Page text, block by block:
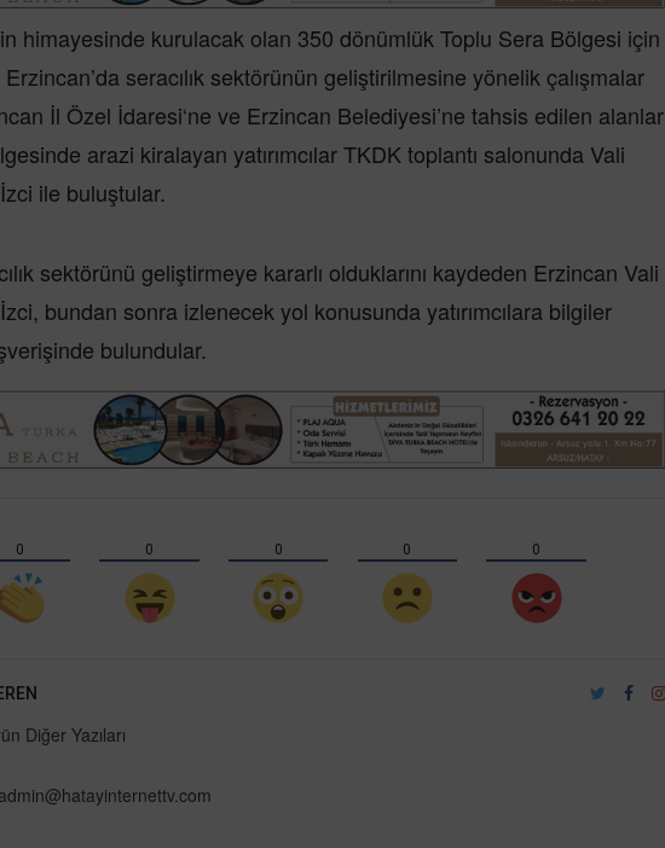
himayesinde kurulacak olan 350 dönümlük Toplu Sera Bölgesi için
Erzincan’da seracılık sektörünün geliştirilmesine yönelik çalışmalar
İl Özel İdaresi‘ne ve Erzincan Belediyesi’ne tahsis edilen alanlar
arazi kiralayan yatırımcılar TKDK toplantı salonunda Vali
İzci ile buluştular.
sektörünü geliştirmeye kararlı olduklarını kaydeden Erzincan Vali
İzci, bundan sonra izlenecek yol konusunda yatırımcılara bilgiler
bulundular.
0 0 0 0 0
Diğer Yazıları
admin@hatayinternettv.com